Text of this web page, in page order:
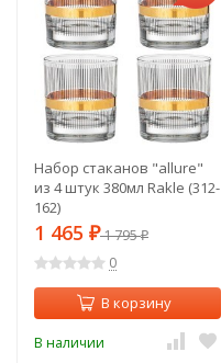
Набор стаканов "allure"
из 4 штук 380мл Rakle (312-
162)
1 465 ₽1 795₽
0
В корзину
В наличии